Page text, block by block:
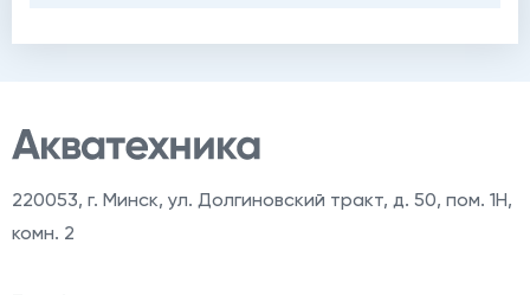
220053, г. Минск, ул. Долгиновский тракт, д. 50, пом. 1Н,
комн. 2